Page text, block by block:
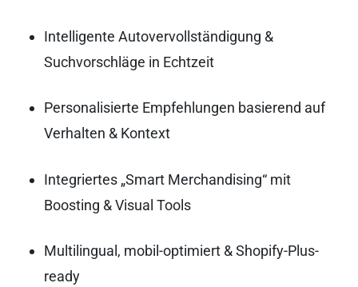
Intelligente Autovervollständigung &
Suchvorschläge in Echtzeit
Personalisierte Empfehlungen basierend auf
Verhalten & Kontext
Integriertes „Smart Merchandising“ mit
Boosting & Visual Tools
Multilingual, mobil-optimiert & Shopify-Plus-
ready